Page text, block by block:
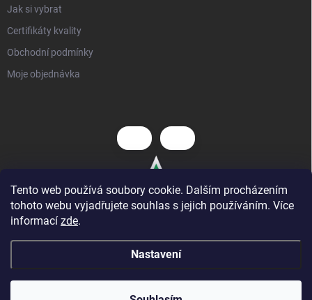
Tento web používá soubory cookie. Dalším procházením
tohoto webu vyjadřujete souhlas s jejich používáním. Více
informací zde.
Nastavení
Jak si vybrat
Certifikáty kvality
Obchodní podmínky
Moje objednávka
Hezký dětský nábytek
: nová kategorie zlevněných produktů